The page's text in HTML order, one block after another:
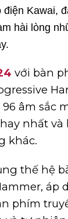
điện Kawai,
hài lòng
với bàn
âm sắc
nhất
khác.
thế hệ
áp
phím